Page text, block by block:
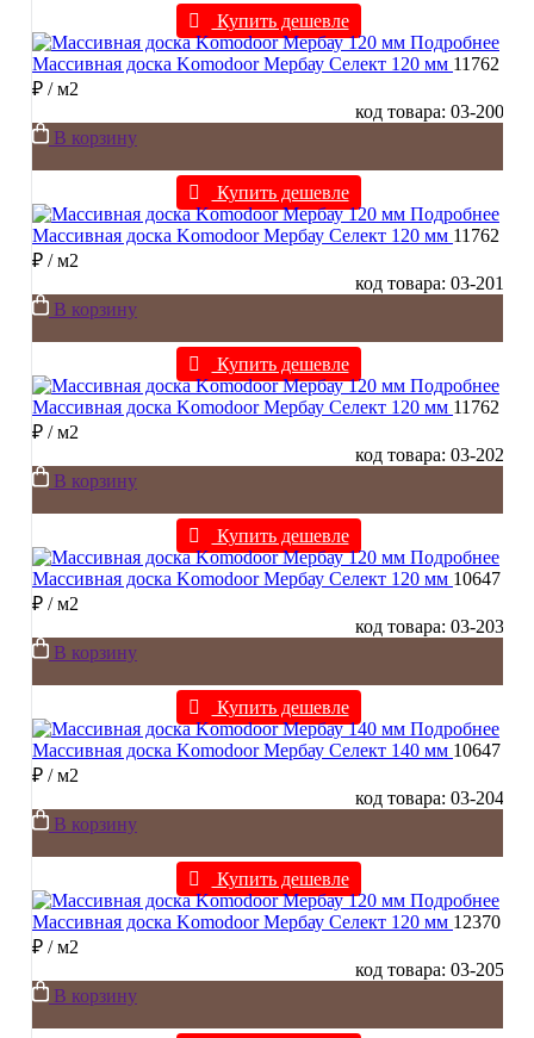
Купить дешевле
Подробнее
Массивная доска Komodoor Мербау Селект 120 мм 11762
₽ / м2
код товара: 03-200
В корзину
Купить дешевле
Подробнее
Массивная доска Komodoor Мербау Селект 120 мм 11762
₽ / м2
код товара: 03-201
В корзину
Купить дешевле
Подробнее
Массивная доска Komodoor Мербау Селект 120 мм 11762
₽ / м2
код товара: 03-202
В корзину
Купить дешевле
Подробнее
Массивная доска Komodoor Мербау Селект 120 мм 10647
₽ / м2
код товара: 03-203
В корзину
Купить дешевле
Подробнее
Массивная доска Komodoor Мербау Селект 140 мм 10647
₽ / м2
код товара: 03-204
В корзину
Купить дешевле
Подробнее
Массивная доска Komodoor Мербау Селект 120 мм 12370
₽ / м2
код товара: 03-205
В корзину